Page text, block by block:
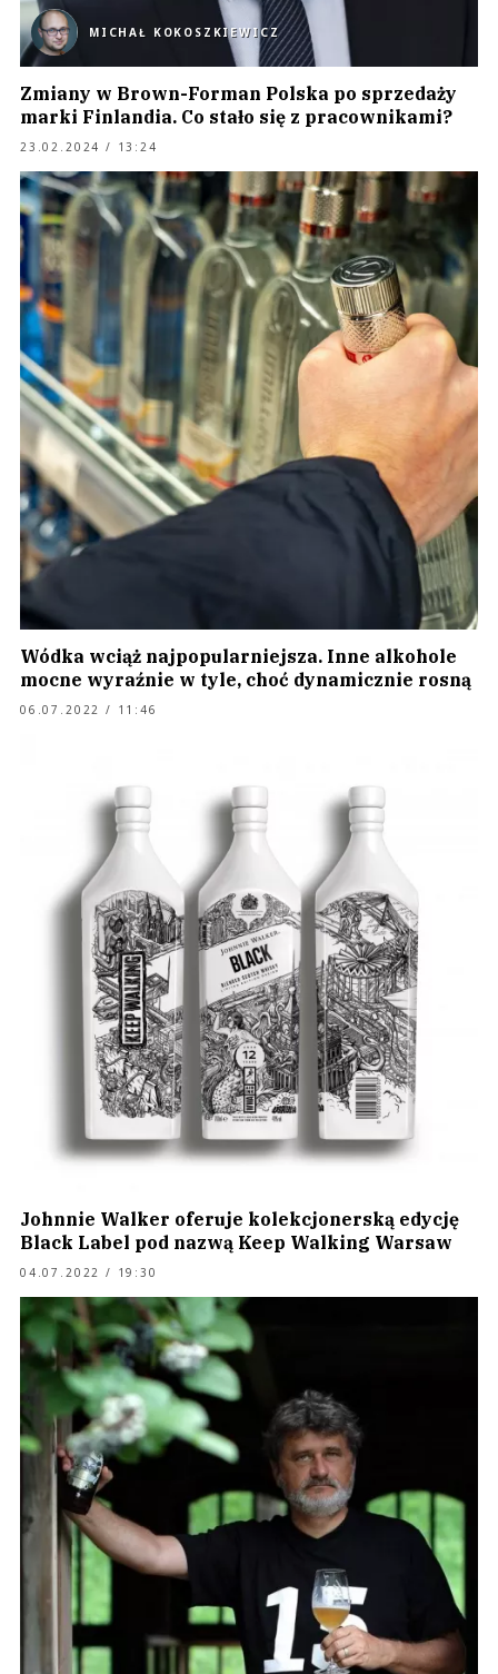
MICHAŁ KOKOSZKIEWICZ
Zmiany w Brown-Forman Polska po sprzedaży
marki Finlandia. Co stało się z pracownikami?
23.02.2024 / 13:24
Wódka wciąż najpopularniejsza. Inne alkohole
mocne wyraźnie w tyle, choć dynamicznie rosną
06.07.2022 / 11:46
Johnnie Walker oferuje kolekcjonerską edycję
Black Label pod nazwą Keep Walking Warsaw
04.07.2022 / 19:30